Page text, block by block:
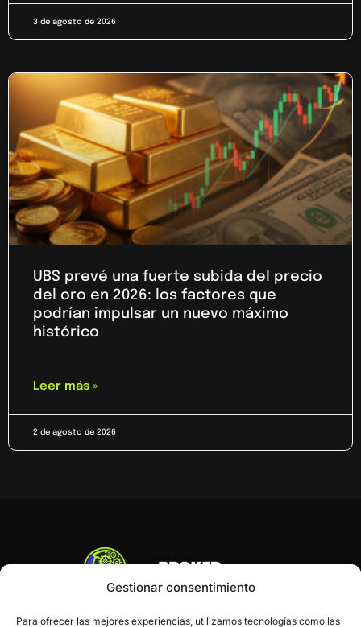
Gestionar consentimiento
Para ofrecer las mejores experiencias, utilizamos tecnologías como las
3 de agosto de 2026
UBS prevé una fuerte subida del precio
del oro en 2026: los factores que
podrían impulsar un nuevo máximo
histórico
Leer más »
2 de agosto de 2026